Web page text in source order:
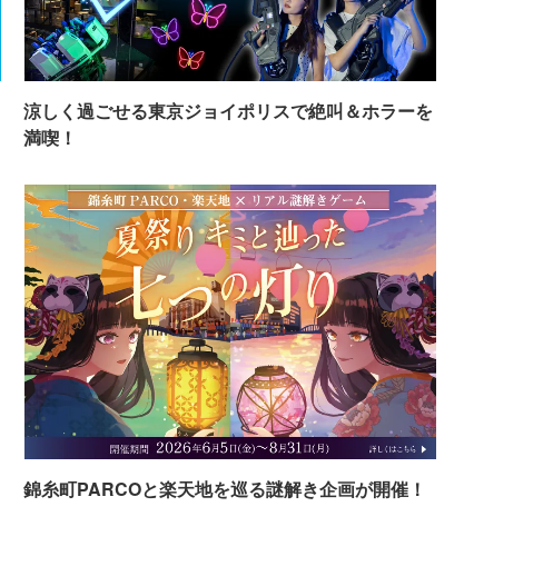
涼しく過ごせる東京ジョイポリスで絶叫＆ホラーを
満喫！
錦糸町PARCOと楽天地を巡る謎解き企画が開催！